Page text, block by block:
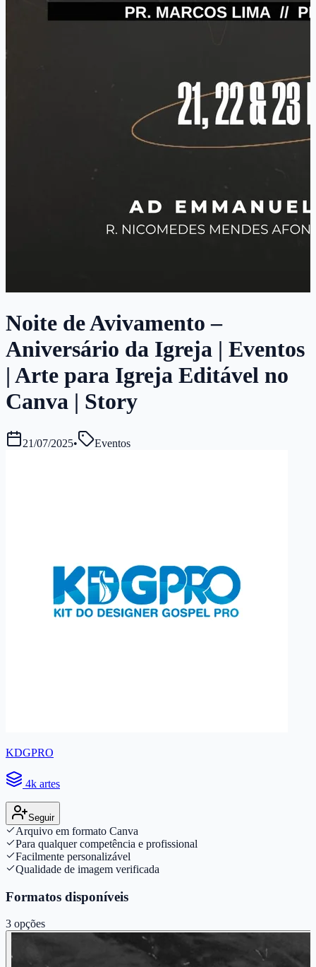
Noite de Avivamento –
Aniversário da Igreja | Eventos
| Arte para Igreja Editável no
Canva | Story
21/07/2025• Eventos
KDGPRO
4k artes
Seguir
Arquivo em formato Canva
Para qualquer competência e profissional
Facilmente personalizável
Qualidade de imagem verificada
Formatos disponíveis
3 opções